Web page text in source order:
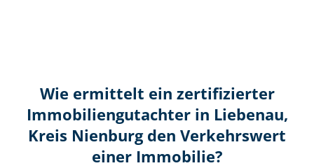
Wie ermittelt ein zertifizierter
Immobilien­gutachter in Liebenau,
Kreis Nienburg den Verkehrswert
einer Immobilie?